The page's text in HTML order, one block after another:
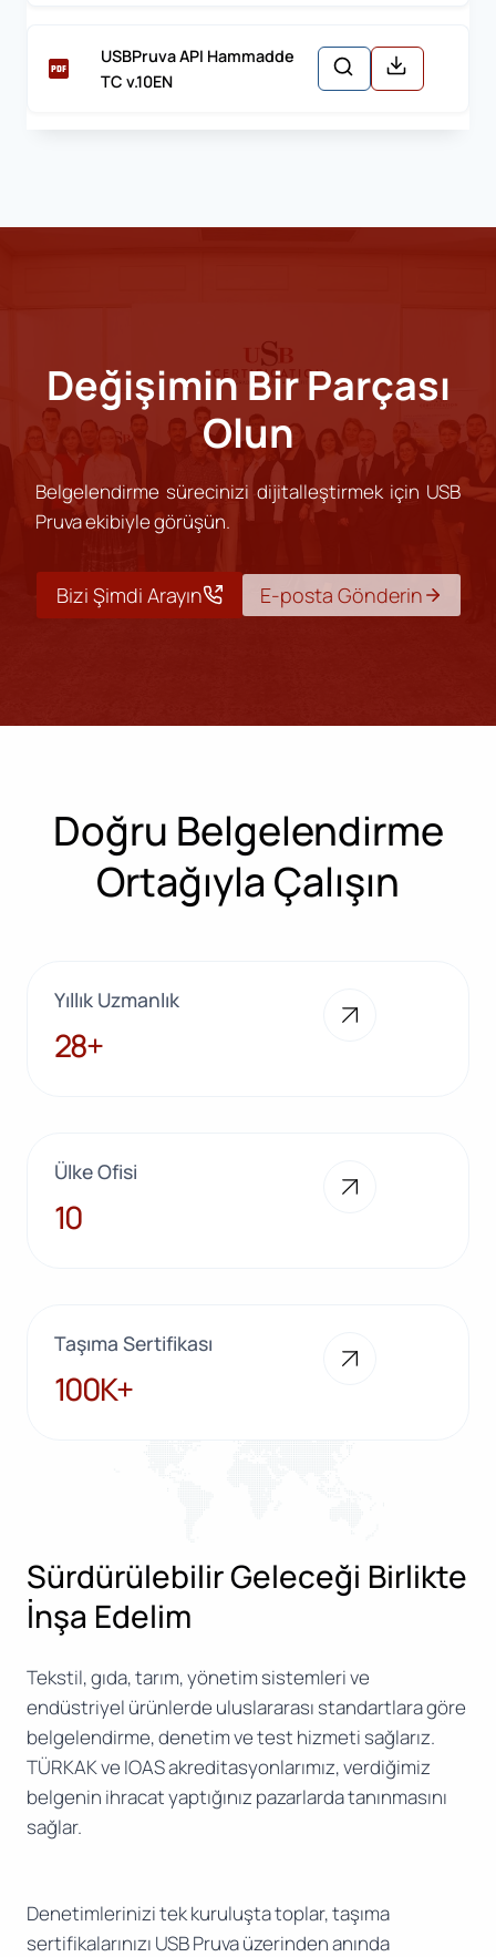
USBPruva API Hammadde
TC v.10EN
Değişimin Bir Parçası
Olun
Belgelendirme sürecinizi dijitalleştirmek için USB
Pruva ekibiyle görüşün.
Bizi Şimdi Arayın E-posta Gönderin
Doğru Belgelendirme
Ortağıyla Çalışın
Yıllık Uzmanlık
28+
28+
Ülke Ofisi
10
10
Taşıma Sertifikası
100K+
100K+
Sürdürülebilir Geleceği Birlikte
İnşa Edelim
Tekstil, gıda, tarım, yönetim sistemleri ve
endüstriyel ürünlerde uluslararası standartlara göre
belgelendirme, denetim ve test hizmeti sağlarız.
TÜRKAK ve IOAS akreditasyonlarımız, verdiğimiz
belgenin ihracat yaptığınız pazarlarda tanınmasını
sağlar.
Denetimlerinizi tek kuruluşta toplar, taşıma
sertifikalarınızı USB Pruva üzerinden anında